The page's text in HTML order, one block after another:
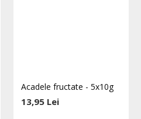
Acadele fructate - 5x10g
13,95 Lei